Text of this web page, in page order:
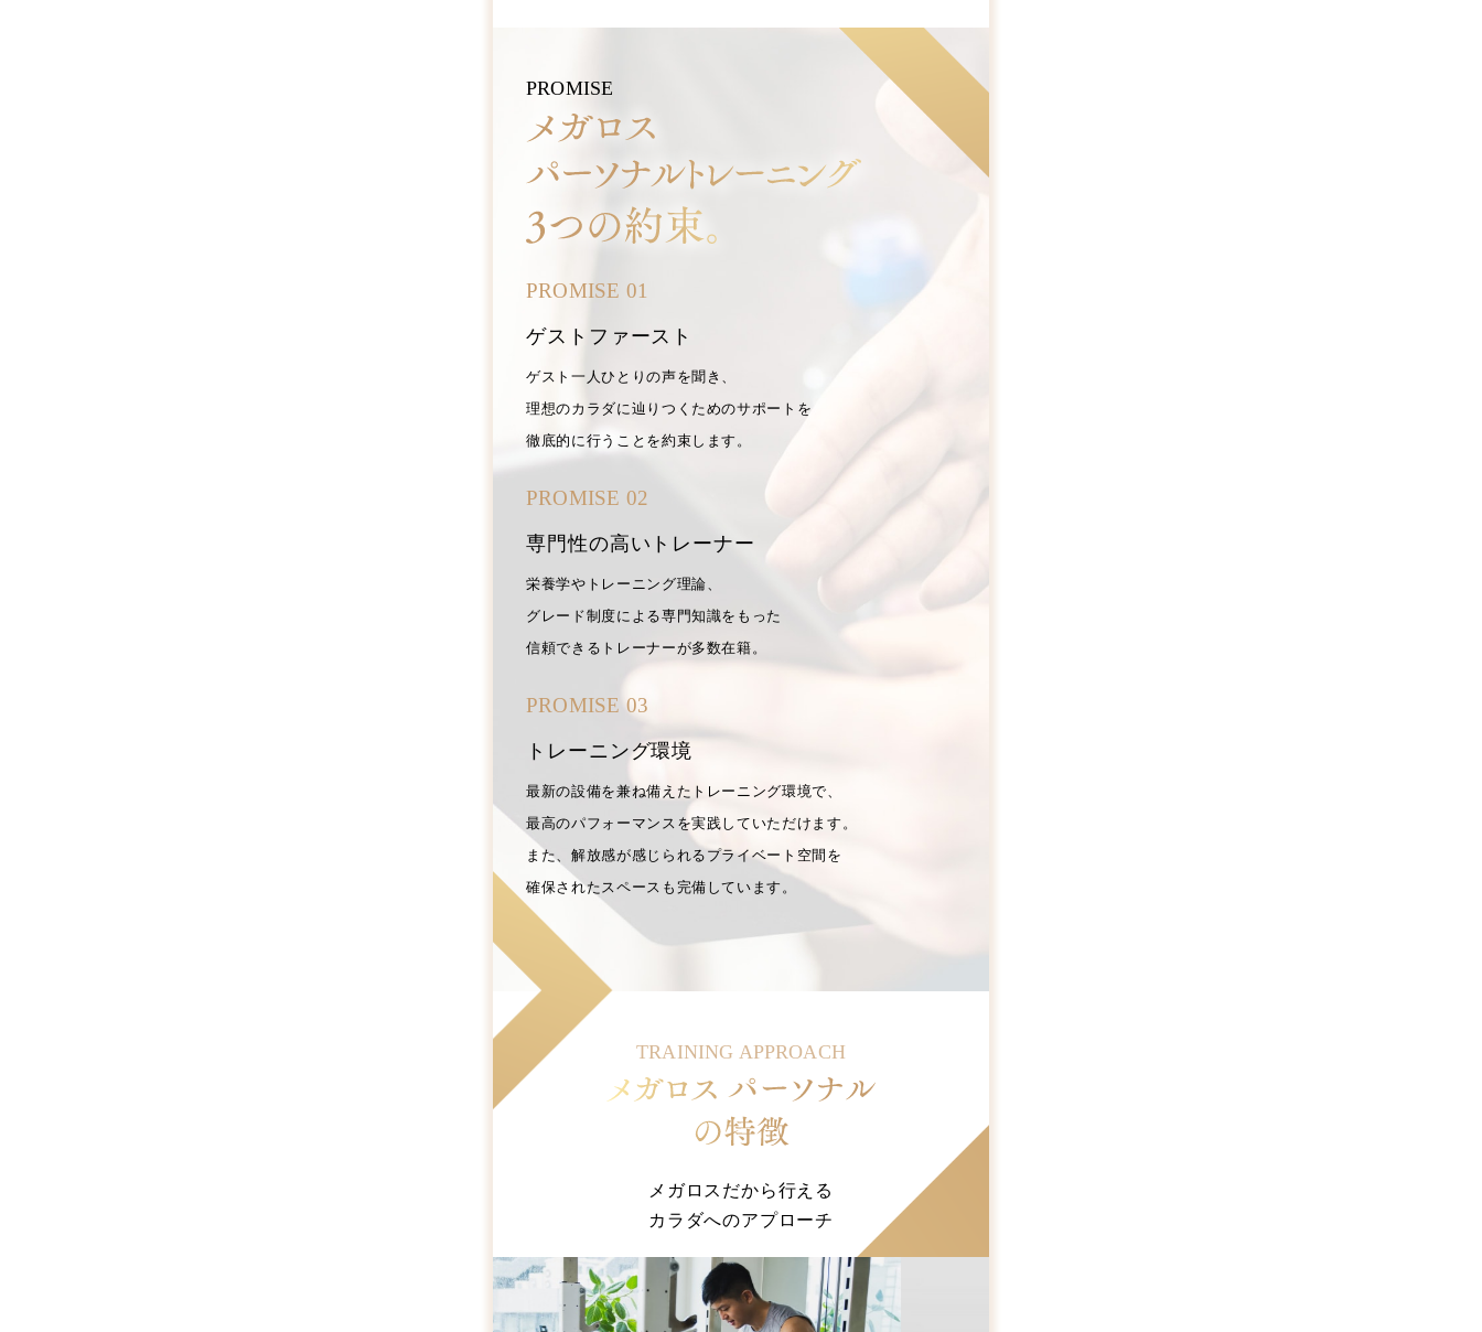
PROMISE
PROMISE 01
ゲストファースト
ゲスト一人ひとりの声を聞き、
理想のカラダに辿りつくためのサポートを
徹底的に行うことを約束します。
PROMISE 02
専門性の高いトレーナー
栄養学やトレーニング理論、
グレード制度による専門知識をもった
信頼できるトレーナーが多数在籍。
PROMISE 03
トレーニング環境
最新の設備を兼ね備えたトレーニング環境で、
最高のパフォーマンスを実践していただけます。
また、解放感が感じられるプライベート空間を
確保されたスペースも完備しています。
TRAINING APPROACH
メガロスだから行える
カラダへのアプローチ